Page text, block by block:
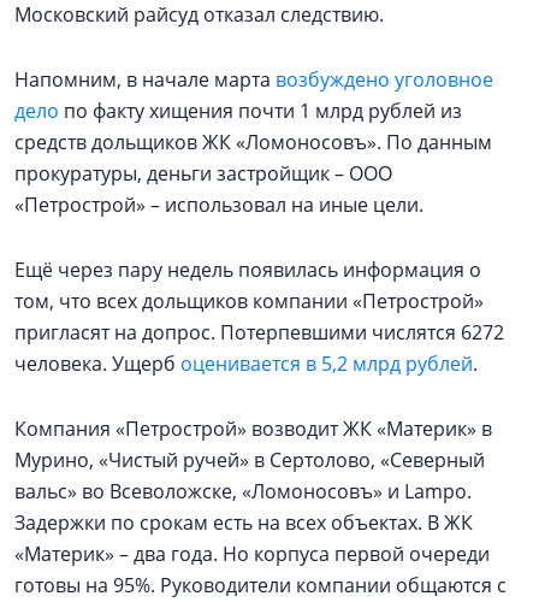
Московский райсуд отказал следствию.
Напомним, в начале марта возбуждено уголовное
дело по факту хищения почти 1 млрд рублей из
средств дольщиков ЖК «Ломоносовъ». По данным
прокуратуры, деньги застройщик – ООО
«Петрострой» – использовал на иные цели.
Ещё через пару недель появилась информация о
том, что всех дольщиков компании «Петрострой»
пригласят на допрос. Потерпевшими числятся 6272
человека. Ущерб оценивается в 5,2 млрд рублей.
Компания «Петрострой» возводит ЖК «Материк» в
Мурино, «Чистый ручей» в Сертолово, «Северный
вальс» во Всеволожске, «Ломоносовъ» и Lampo.
Задержки по срокам есть на всех объектах. В ЖК
«Материк» – два года. Но корпуса первой очереди
готовы на 95%. Руководители компании общаются с